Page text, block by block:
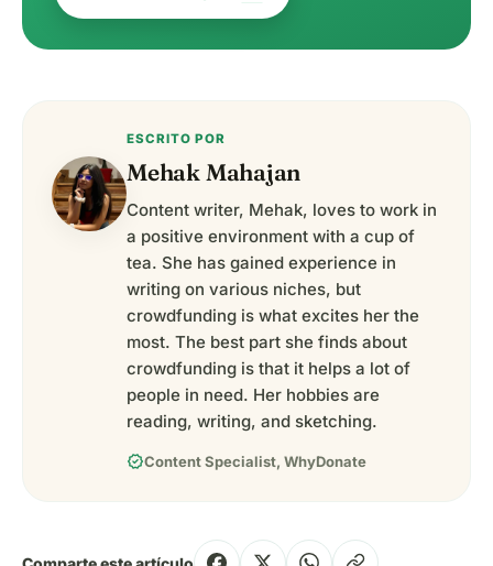
ESCRITO POR
Mehak Mahajan
Content writer, Mehak, loves to work in
a positive environment with a cup of
tea. She has gained experience in
writing on various niches, but
crowdfunding is what excites her the
most. The best part she finds about
crowdfunding is that it helps a lot of
people in need. Her hobbies are
reading, writing, and sketching.
verifiedContent Specialist, WhyDonate